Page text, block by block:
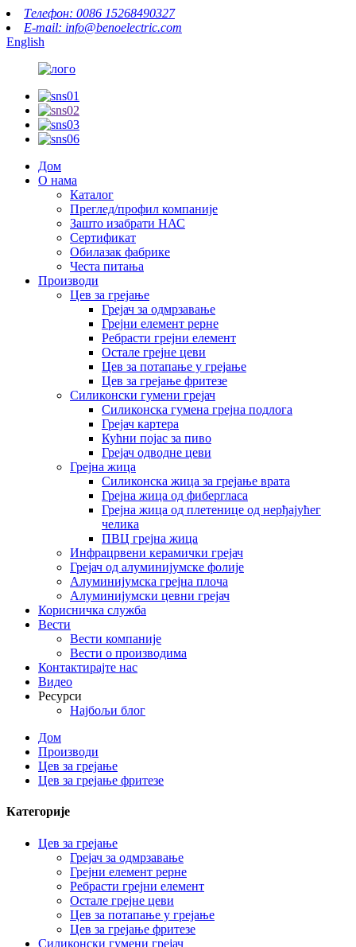
Телефон: 0086 15268490327
E-mail: info@benoelectric.com
English
Дом
О нама
Каталог
Преглед/профил компаније
Зашто изабрати НАС
Сертификат
Обилазак фабрике
Честа питања
Производи
Цев за грејање
Грејач за одмрзавање
Грејни елемент рерне
Ребрасти грејни елемент
Остале грејне цеви
Цев за потапање у грејање
Цев за грејање фритезе
Силиконски гумени грејач
Силиконска гумена грејна подлога
Грејач картера
Кућни појас за пиво
Грејач одводне цеви
Грејна жица
Силиконска жица за грејање врата
Грејна жица од фибергласа
Грејна жица од плетенице од нерђајућег
челика
ПВЦ грејна жица
Инфрацрвени керамички грејач
Грејач од алуминијумске фолије
Алуминијумска грејна плоча
Алуминијумски цевни грејач
Корисничка служба
Вести
Вести компаније
Вести о производима
Контактирајте нас
Видео
Ресурси
Најбољи блог
Дом
Производи
Цев за грејање
Цев за грејање фритезе
Категорије
Цев за грејање
Грејач за одмрзавање
Грејни елемент рерне
Ребрасти грејни елемент
Остале грејне цеви
Цев за потапање у грејање
Цев за грејање фритезе
Силиконски гумени грејач